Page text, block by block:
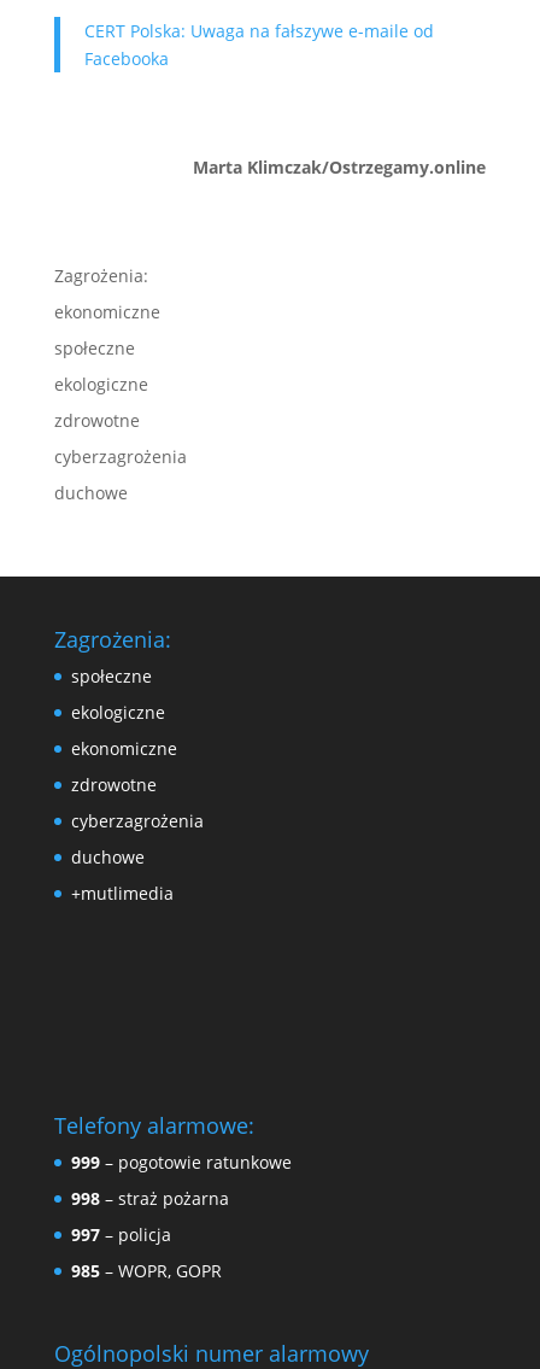
CERT Polska: Uwaga na fałszywe e-maile od
Facebooka
Marta Klimczak/Ostrzegamy.online
Zagrożenia:
ekonomiczne
społeczne
ekologiczne
zdrowotne
cyberzagrożenia
duchowe
Zagrożenia:
społeczne
ekologiczne
ekonomiczne
zdrowotne
cyberzagrożenia
duchowe
+mutlimedia
Telefony alarmowe:
999– pogotowie ratunkowe
998– straż pożarna
997– policja
985– WOPR, GOPR
Ogólnopolski numer alarmowy